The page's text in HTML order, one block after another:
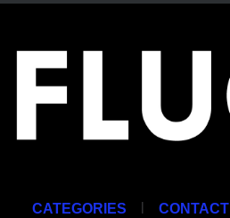
CATEGORIES | CONTACT